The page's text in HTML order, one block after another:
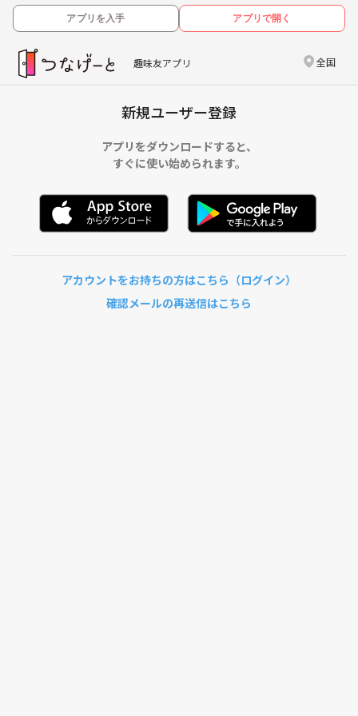
アプリを入手 アプリで開く
趣味友アプリ 全国
新規ユーザー登録
アプリをダウンロードすると、
すぐに使い始められます。
アカウントをお持ちの方はこちら（ログイン）
確認メールの再送信はこちら